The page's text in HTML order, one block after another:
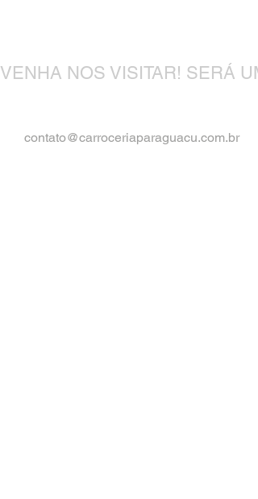
VENHA NOS VISITAR! SERÁ
contato@carroceriaparaguacu.com.br